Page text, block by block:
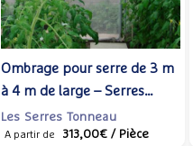
Ombrage pour serre de 3 m
à 4 m de large – Serres
Tonneau
Les Serres Tonneau
A partir de 313,00€ / Pièce